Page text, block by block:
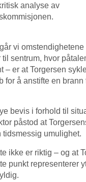
analyse av
vi omstendighetene
til sentrum, hvor
– er at Torgersen
for å anstifte en
bevis i forhold til
påstod at
tidsmessig umulighet.
ikke er riktig – og at
punkt representerer